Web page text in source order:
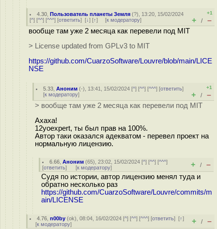
4.30 ,Пользователь планеты Земля (?), 13:20, 15/02/2024
[^] [^^] [^^^] [ответить] [↓] [↑] [к модератору]
+1
+ / –
вообще там уже 2 месяца как перевели под MIT
> License updated from GPLv3 to MIT
https://github.com/CuarzoSoftware/Louvre/blob/main/LICE
NSE
5.33 ,Аноним (-), 13:41, 15/02/2024 [^] [^^] [^^^] [ответить]
[к модератору]
+1
+ / –
> вообще там уже 2 месяца как перевели под MIT
Ахаха!
12yoexpert, ты был прав на 100%.
Автор таки оказался адекватом - перевел проект на
нормальную лицензию.
6.66 ,Аноним (65), 23:02, 15/02/2024 [^] [^^] [^^^]
[ответить] [к модератору] + / –
Судя по истории, автор лицензию менял туда и
обратно несколько раз
https://github.com/CuarzoSoftware/Louvre/commits/m
ain/LICENSE
4.76 ,n00by (ok), 08:04, 16/02/2024 [^] [^^] [^^^] [ответить][↑]
[к модератору] + / –